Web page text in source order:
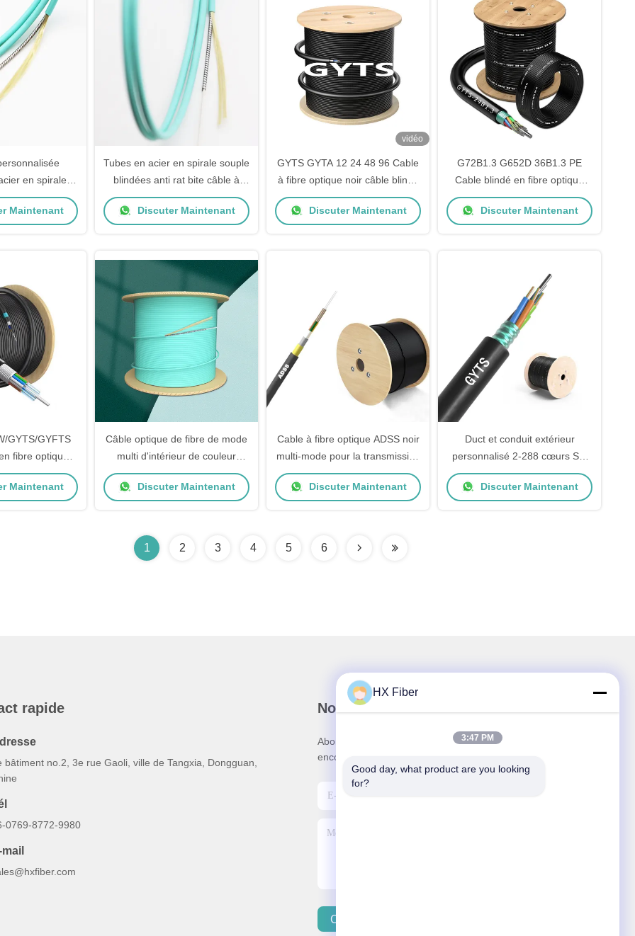
en spirale
en fibre optique
de
Maintenant
Tubes en acier en spirale souple
blindées anti rat bite câble à
fibre optique avec longueur
personnalisée
Discuter Maintenant
vidéo
GYTS GYTA 12 24 48 96 Cable
à fibre optique noir câble blindé
extérieur
Discuter Maintenant
G72B1.3 G652D 36B1.3 PE
Cable blindé en fibre optique
extérieur pour tuyauterie
aérienne
Discuter Maintenant
GYTS/GYFTS
fibre optique
enterré avec
aux
Maintenant
Câble optique de fibre de mode
multi d'intérieur de couleur
adapté aux besoins du client
pour le réseau de
Discuter Maintenant
Cable à fibre optique ADSS noir
multi-mode pour la transmission
de données à grande vitesse
Discuter Maintenant
Duct et conduit extérieur
personnalisé 2-288 cœurs SM
MM blindé GYTS câble à fibre
optique
Discuter Maintenant
1 2 3 4 5 6
rapide
bâtiment no.2, 3e rue Gaoli, ville de Tangxia, Dongguan,
0769-8772-9980
mail
Notre newsletter
Abonnez-vous à notre newsletter pour des réductions et plus
encore.
Contactez-Nous
HX Fiber
3:47 PM
Good day, what product are you looking
for?